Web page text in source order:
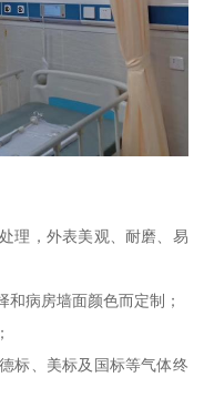
理，外表美观、耐磨、易
病房墙面颜色而定制；
标、美标及国标等气体终